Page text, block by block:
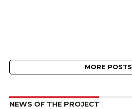
MORE POSTS
NEWS OF THE PROJECT